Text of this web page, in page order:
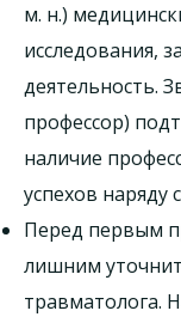
м. н.)
исследования,
деятельность.
профессор)
наличие
успехов наряду
Перед первым
лишним
травматолога.